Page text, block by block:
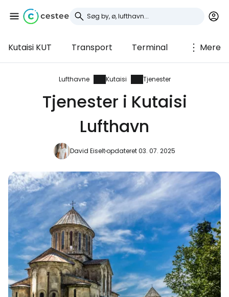
Kutaisi KUT Transport Terminal Mere
Lufthavne Kutaisi Tjenester
Tjenester i Kutaisi
Lufthavn
David Eiseltopdateret 03. 07. 2025
Log ind på Cestee
... det verdensomspændende
rejsefællesskab
Fortsæt med Google
Fortsæt med e-mail